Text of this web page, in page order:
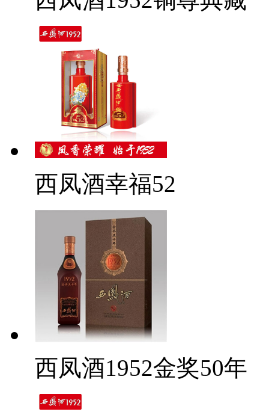
西凤酒幸福52
西凤酒1952金奖50年